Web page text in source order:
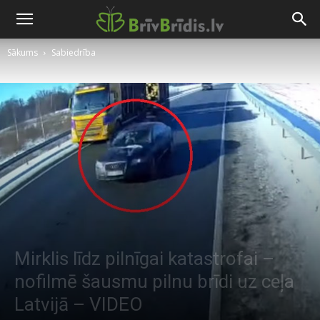
Sākums Sabiedrība
Mirklis līdz pilnīgai katastrofai –
nofilmē šausmu pilnu brīdi uz ceļa
Latvijā – VIDEO